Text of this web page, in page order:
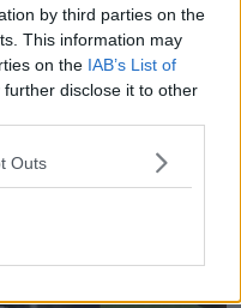
by third parties on the
This information may
on the IAB’s List of
further disclose it to other
Outs
tes propres